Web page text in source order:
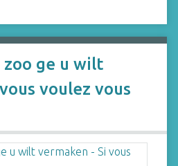
zoo ge u wilt
voulez vous